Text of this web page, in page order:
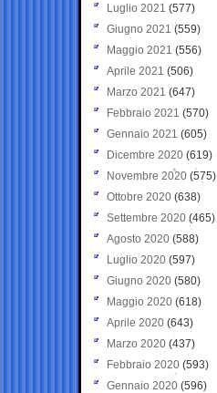
Luglio 2021 (577)
Giugno 2021(559)
Maggio 2021 (556)
Aprile 2021 (506)
Marzo 2021 (647)
Febbraio 2021 (570)
Gennaio 2021 (605)
Dicembre 2020 (619)
Novembre 2020 (575)
Ottobre 2020 (638)
Settembre 2020(465)
Agosto 2020 (588)
Luglio 2020 (597)
Giugno 2020 (580)
Maggio 2020 (618)
Aprile 2020 (643)
Marzo 2020 (437)
Febbraio 2020 (593)
Gennaio 2020 (596)